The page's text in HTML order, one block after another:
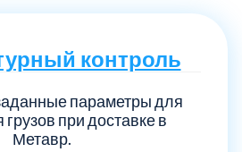
контроль
параметры для
при доставке в
Метавр.